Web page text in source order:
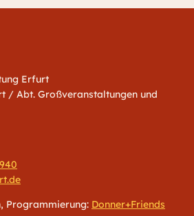
Erfurt
/ Abt. Großveranstaltungen und
Programmierung: Donner+Friends